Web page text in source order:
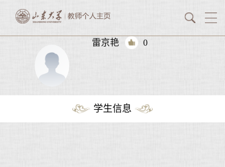
雷京艳 0
学生信息